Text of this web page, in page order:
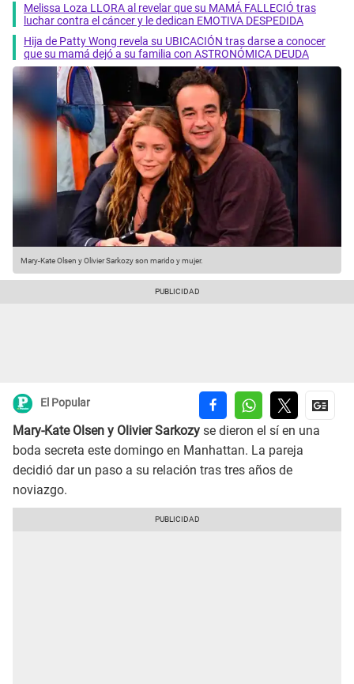
Melissa Loza LLORA al revelar que su MAMÁ FALLECIÓ tras
luchar contra el cáncer y le dedican EMOTIVA DESPEDIDA
Hija de Patty Wong revela su UBICACIÓN tras darse a conocer
que su mamá dejó a su familia con ASTRONÓMICA DEUDA
Mary-Kate Olsen y Olivier Sarkozy son marido y mujer.
El Popular
Mary-Kate Olsen y Olivier Sarkozy se dieron el sí en una
boda secreta este domingo en Manhattan. La pareja
decidió dar un paso a su relación tras tres años de
noviazgo.